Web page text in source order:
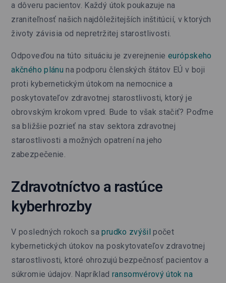
a dôveru pacientov. Každý útok poukazuje na
zraniteľnosť našich najdôležitejších inštitúcií, v ktorých
životy závisia od nepretržitej starostlivosti.
Odpoveďou na túto situáciu je zverejnenieeurópskeho
akčného plánu na podporu členských štátov EÚ v boji
proti kybernetickým útokom na nemocnice a
poskytovateľov zdravotnej starostlivosti, ktorý je
obrovským krokom vpred. Bude to však stačiť? Poďme
sa bližšie pozrieť na stav sektora zdravotnej
starostlivosti a možných opatrení na jeho
zabezpečenie.
Zdravotníctvo a rastúce
kyberhrozby
V posledných rokoch saprudko zvýšil počet
kybernetických útokov na poskytovateľov zdravotnej
starostlivosti, ktoré ohrozujú bezpečnosť pacientov a
súkromie údajov. Napríklad ransomvérový útok na